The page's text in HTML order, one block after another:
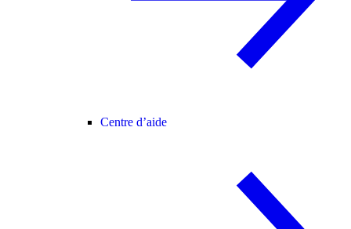
Centre d’aide